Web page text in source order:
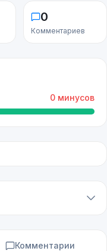
0
Комментариев
0 минусов
Комментарии